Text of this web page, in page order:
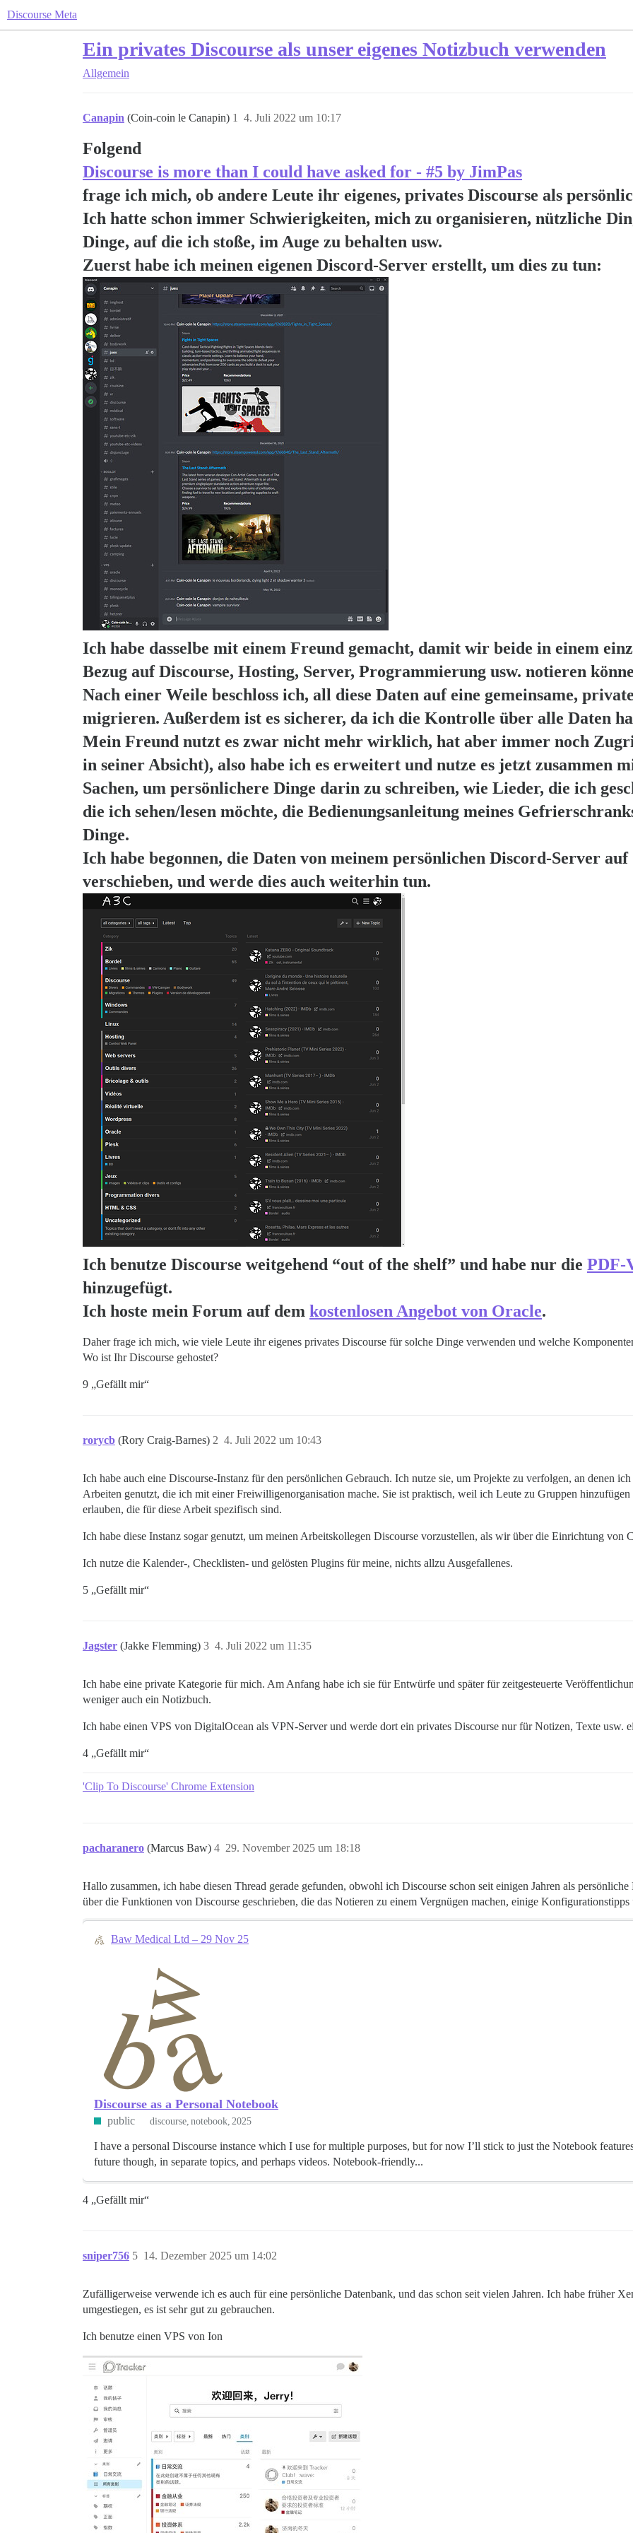
Discourse Meta
Ein privates Discourse als unser eigenes Notizbuch verwenden
Allgemein
Canapin (Coin-coin le Canapin) 4. Juli 2022 um 10:17
1
Folgend
Discourse is more than I could have asked for - #5 by JimPas
frage ich mich, ob andere Leute ihr eigenes, privates Discourse als
Ich hatte schon immer Schwierigkeiten, mich zu organisieren, nützliche
Dinge, auf die ich stoße, im Auge zu behalten usw.
Zuerst habe ich meinen eigenen Discord-Server erstellt, um dies zu tun:
Ich habe dasselbe mit einem Freund gemacht, damit wir beide in einem
Bezug auf Discourse, Hosting, Server, Programmierung usw. notieren
Nach einer Weile beschloss ich, all diese Daten auf eine gemeinsame,
migrieren. Außerdem ist es sicherer, da ich die Kontrolle über alle Daten
Mein Freund nutzt es zwar nicht mehr wirklich, hat aber immer noch
in seiner Absicht), also habe ich es erweitert und nutze es jetzt zusammen
Sachen, um persönlichere Dinge darin zu schreiben, wie Lieder, die ich
die ich sehen/lesen möchte, die Bedienungsanleitung meines
Dinge.
Ich habe begonnen, die Daten von meinem persönlichen Discord-Server auf
verschieben, und werde dies auch weiterhin tun.
Ich benutze Discourse weitgehend “out of the shelf” und habe nur die PDF-
hinzugefügt.
Ich hoste mein Forum auf dem kostenlosen Angebot von Oracle.
Daher frage ich mich, wie viele Leute ihr eigenes privates Discourse für solche Dinge verwenden und welche
Wo ist Ihr Discourse gehostet?
9 „Gefällt mir“
rorycb (Rory Craig-Barnes) 4. Juli 2022 um 10:43
2
Ich habe auch eine Discourse-Instanz für den persönlichen Gebrauch. Ich nutze sie, um Projekte zu verfolgen, an denen
Arbeiten genutzt, die ich mit einer Freiwilligenorganisation mache. Sie ist praktisch, weil ich Leute zu Gruppen
erlauben, die für diese Arbeit spezifisch sind.
Ich habe diese Instanz sogar genutzt, um meinen Arbeitskollegen Discourse vorzustellen, als wir über die Einrichtung von
Ich nutze die Kalender-, Checklisten- und gelösten Plugins für meine, nichts allzu Ausgefallenes.
5 „Gefällt mir“
Jagster (Jakke Flemming) 4. Juli 2022 um 11:35
3
Ich habe eine private Kategorie für mich. Am Anfang habe ich sie für Entwürfe und später für zeitgesteuerte
weniger auch ein Notizbuch.
Ich habe einen VPS von DigitalOcean als VPN-Server und werde dort ein privates Discourse nur für Notizen, Texte usw.
4 „Gefällt mir“
'Clip To Discourse' Chrome Extension
pacharanero (Marcus Baw) 29. November 2025 um 18:18
4
Hallo zusammen, ich habe diesen Thread gerade gefunden, obwohl ich Discourse schon seit einigen Jahren als
über die Funktionen von Discourse geschrieben, die das Notieren zu einem Vergnügen machen, einige
Baw Medical Ltd – 29 Nov 25
Discourse as a Personal Notebook
public discourse notebook 2025
I have a personal Discourse instance which I use for multiple purposes, but for now I’ll stick to just the Notebook
future though, in separate topics, and perhaps videos. Notebook-friendly...
4 „Gefällt mir“
sniper756 14. Dezember 2025 um 14:02
5
Zufälligerweise verwende ich es auch für eine persönliche Datenbank, und das schon seit vielen Jahren. Ich habe früher
umgestiegen, es ist sehr gut zu gebrauchen.
Ich benutze einen VPS von Ion